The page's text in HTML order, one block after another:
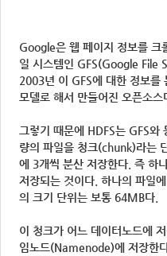
Google은 웹 페이지 정보를 크
일 시스템인 GFS(Google File
2003년 이 GFS에 대한 정보를
모델로 해서 만들어진 오픈소스
그렇기 때문에 HDFS는 GFS와
량의 파일을 청크(chunk)라는
에 3개씩 분산 저장한다. 즉 하
저장되는 것이다. 하나의 파일
의 크기 단위는 보통 64MB다.
이 청크가 어느 데이터노드에
임노드(Namenode)에 저장한